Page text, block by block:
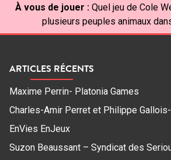
À vous de jouer : Quel jeu de Cole
plusieurs peuples animaux
ARTICLES RÉCENTS
Maxime Perrin- Platonia Games
Charles-Amir Perret et Philippe
EnVies EnJeux
Suzon Beaussant – Syndicat des